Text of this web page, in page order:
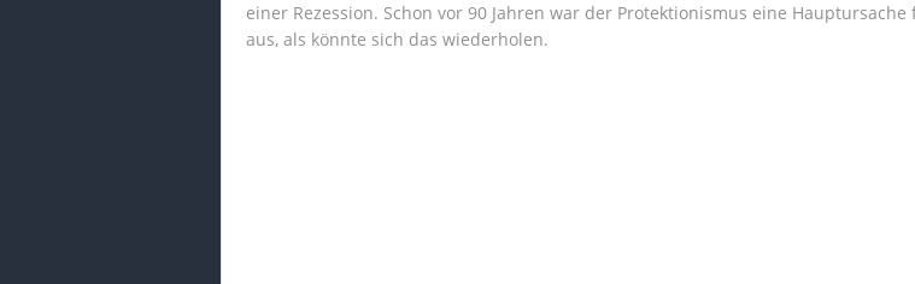
einer Rezession. Schon vor 90 Jahren war der Protektionismus eine
aus, als könnte sich das wiederholen.